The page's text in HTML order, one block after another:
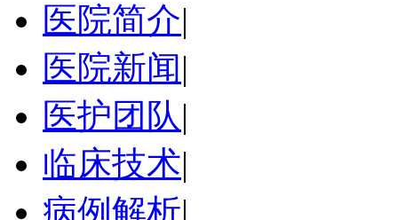
医院简介|
医院新闻|
医护团队|
临床技术|
病例解析|